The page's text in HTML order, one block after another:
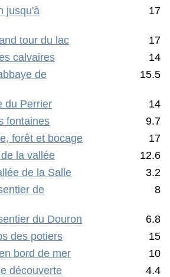
jusqu'à
17
tour du lac
17
calvaires
14
de
15.5
du Perrier
14
fontaines
9.7
forêt et bocage
17
la vallée
12.6
de la Salle
3.2
de
8
du Douron
6.8
des potiers
15
bord de mer
10
découverte
4.4